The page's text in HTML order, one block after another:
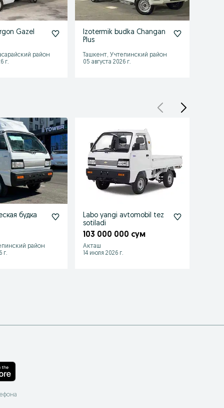
Gazel
район
г.
Izotermik budka Changan
Plus
Ташкент, Учтепинский район
05 августа 2026 г.
будка
район
г.
Labo yangi avtomobil tez
sotiladi
103 000 000 сум
Акташ
14 июля 2026 г.